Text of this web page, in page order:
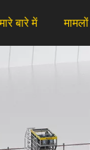
बारे में मामलों